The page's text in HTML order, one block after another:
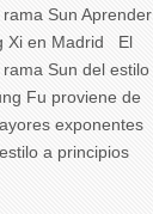
rama Sun Aprender
Xi en Madrid El
rama Sun del estilo
Fu proviene de
exponentes
a principios